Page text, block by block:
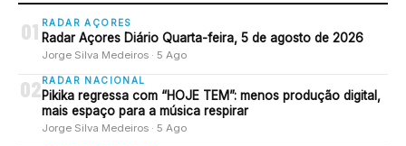
01 RADAR AÇORES
Radar Açores Diário Quarta-feira, 5 de agosto de 2026
Jorge Silva Medeiros · 5 Ago
02 RADAR NACIONAL
Pikika regressa com “HOJE TEM”: menos produção digital,
mais espaço para a música respirar
Jorge Silva Medeiros · 5 Ago